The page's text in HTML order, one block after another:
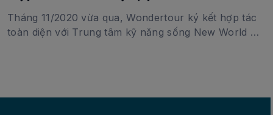
kỹ năng đích thực
Tháng 11/2020 vừa qua, Wondertour ký kết hợp tác
toàn diện với Trung tâm kỹ năng sống New World để